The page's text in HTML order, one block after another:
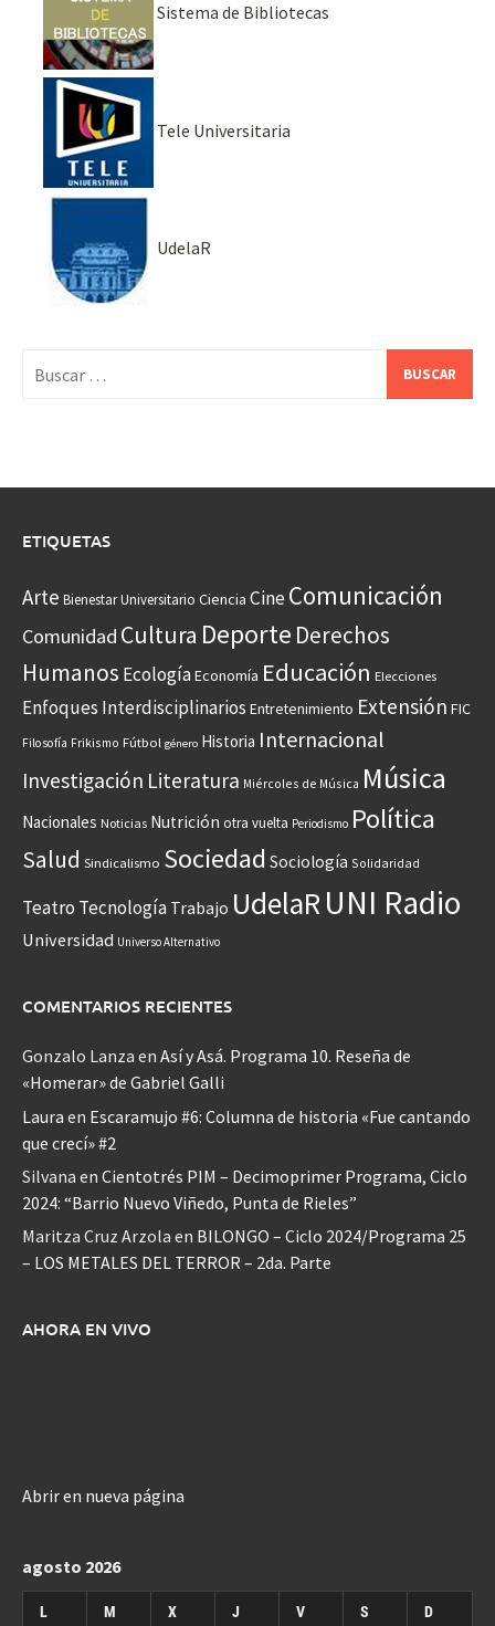
Sistema de Bibliotecas
Tele Universitaria
UdelaR
ETIQUETAS
Arte Bienestar Universitario Ciencia CineComunicación
Comunidad Cultura Deporte Derechos
Humanos EcologíaEconomía Educación Elecciones
Enfoques Interdisciplinarios Entretenimiento Extensión FIC
Filosofía Frikismo Fútbol género Historia Internacional
Investigación Literatura Miércoles de Música Música
Nacionales Noticias Nutrición otra vuelta Periodismo Política
Salud Sindicalismo Sociedad Sociología Solidaridad
Teatro Tecnología Trabajo UdelaRUNI Radio
Universidad Universo Alternativo
COMENTARIOS RECIENTES
Gonzalo Lanza en Así y Asá. Programa 10. Reseña de
«Homerar» de Gabriel Galli
Laura en Escaramujo #6: Columna de historia «Fue cantando
que crecí» #2
Silvana en Cientotrés PIM – Decimoprimer Programa, Ciclo
2024: “Barrio Nuevo Viñedo, Punta de Rieles”
Maritza Cruz Arzola en BILONGO – Ciclo 2024/Programa 25
– LOS METALES DEL TERROR – 2da. Parte
AHORA EN VIVO
Abrir en nueva página
agosto 2026
L M X J V S D